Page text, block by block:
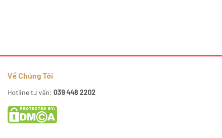
Về Chúng Tôi
Hotline tư vấn: 039 448 2202